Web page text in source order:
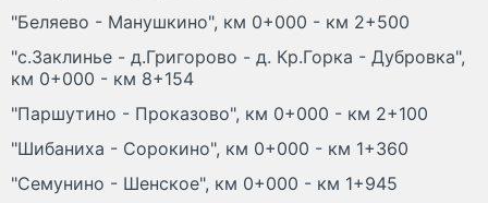
"Беляево - Манушкино", км 0+000 - км 2+500
"с.Заклинье - д.Григорово - д. Кр.Горка - Дубровка",
км 0+000 - км 8+154
"Паршутино - Проказово", км 0+000 - км 2+100
"Шибаниха - Сорокино", км 0+000 - км 1+360
"Семунино - Шенское", км 0+000 - км 1+945